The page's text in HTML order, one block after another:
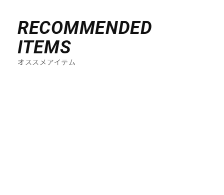
RECOMMENDED
ITEMS
オススメアイテム